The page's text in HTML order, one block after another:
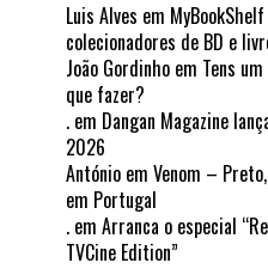
Luis Alves em
colecionadores de BD e
João Gordinho em Tens
que fazer?
. em Dangan Magazine
2026
António em Venom –
em Portugal
. em Arranca o especial
TVCine Edition”